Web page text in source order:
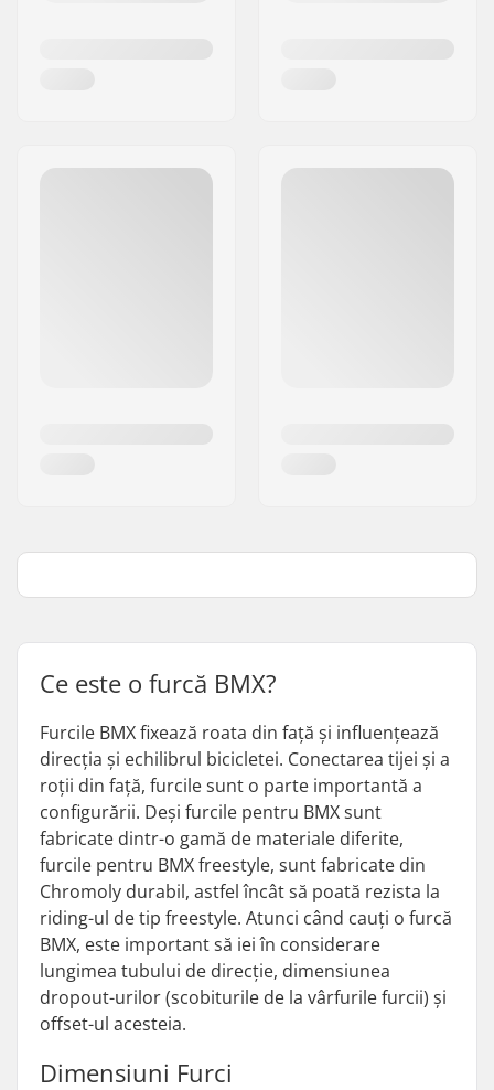
Ce este o furcă BMX?
Furcile BMX fixează roata din față și influențează
direcția și echilibrul bicicletei. Conectarea tijei și a
roții din față, furcile sunt o parte importantă a
configurării. Deși furcile pentru BMX sunt
fabricate dintr-o gamă de materiale diferite,
furcile pentru BMX freestyle, sunt fabricate din
Chromoly durabil, astfel încât să poată rezista la
riding-ul de tip freestyle. Atunci când cauți o furcă
BMX, este important să iei în considerare
lungimea tubului de direcție, dimensiunea
dropout-urilor (scobiturile de la vârfurile furcii) și
offset-ul acesteia.
Dimensiuni Furci